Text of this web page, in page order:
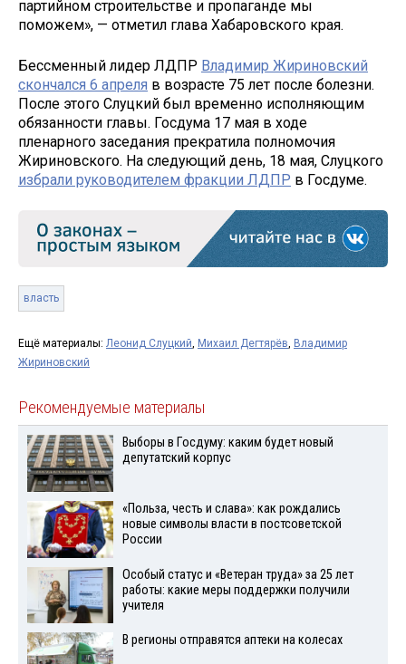
партийном строительстве и пропаганде мы
поможем», — отметил глава Хабаровского края.
Бессменный лидер ЛДПР Владимир Жириновский
скончался 6 апреля в возрасте 75 лет после болезни.
После этого Слуцкий был временно исполняющим
обязанности главы. Госдума 17 мая в ходе
пленарного заседания прекратила полномочия
Жириновского. На следующий день, 18 мая, Слуцкого
избрали руководителем фракции ЛДПР в Госдуме.
власть
Ещё материалы: Леонид Слуцкий, Михаил Дегтярёв, Владимир
Жириновский
Рекомендуемые материалы
Выборы в Госдуму: каким будет новый
депутатский корпус
«Польза, честь и слава»: как рождались
новые символы власти в постсоветской
России
Особый статус и «Ветеран труда» за 25 лет
работы: какие меры поддержки получили
учителя
В регионы отправятся аптеки на колесах